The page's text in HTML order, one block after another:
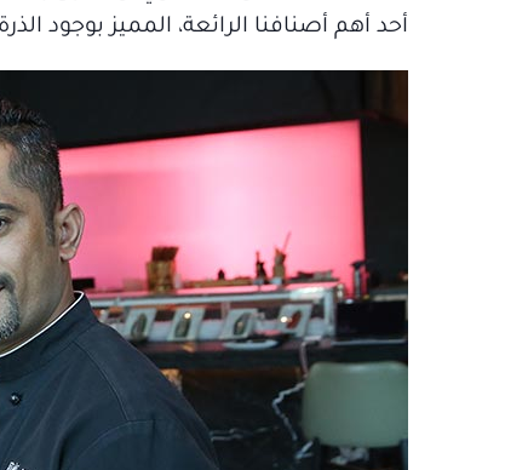
أحد أهم أصنافنا الرائعة، المميز بوجود